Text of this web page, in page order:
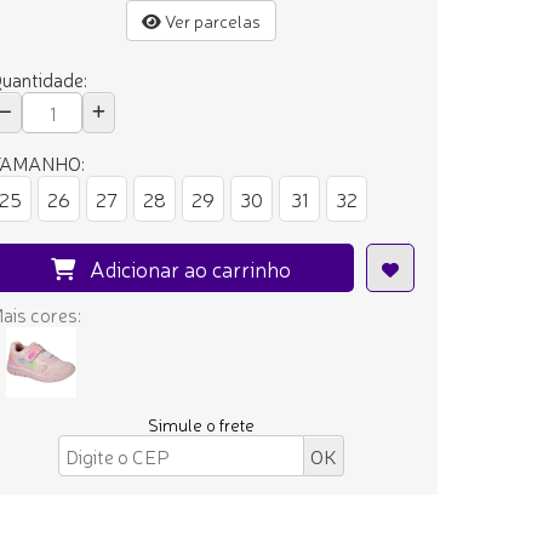
Ver parcelas
25
26 27 28 29 30 31 32
Adicionar ao carrinho
cores:
Simule o frete